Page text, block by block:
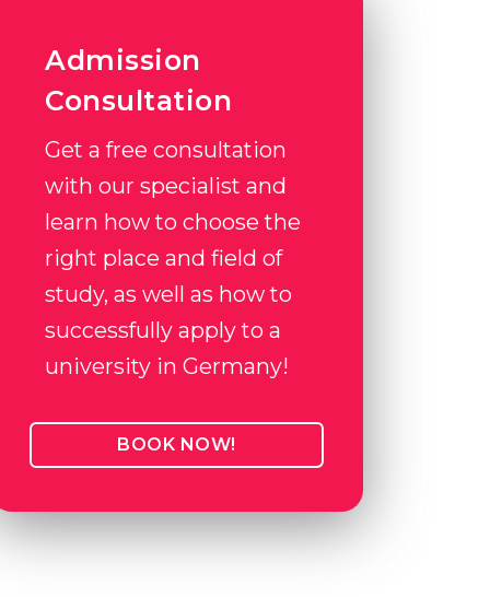
Admission
Consultation
Get a free consultation
with our specialist and
learn how to choose the
right place and field of
study, as well as how to
successfully apply to a
university in Germany!
BOOK NOW!